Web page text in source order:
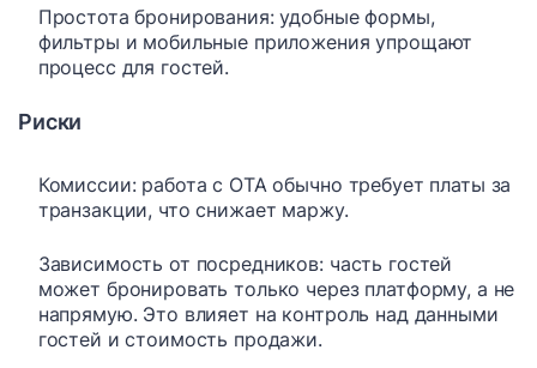
Простота бронирования: удобные формы,
фильтры и мобильные приложения упрощают
процесс для гостей.
Риски
Комиссии: работа с OTA обычно требует платы за
транзакции, что снижает маржу.
Зависимость от посредников: часть гостей
может бронировать только через платформу, а не
напрямую. Это влияет на контроль над данными
гостей и стоимость продажи.